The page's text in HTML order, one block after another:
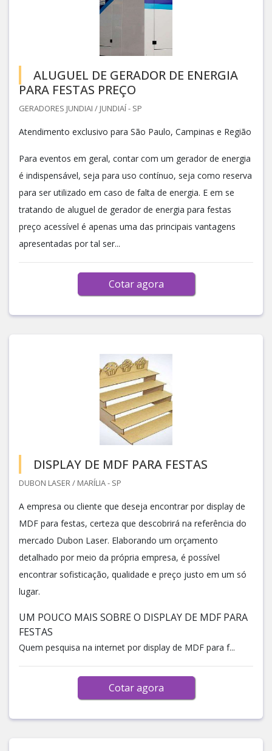
ALUGUEL DE GERADOR DE ENERGIA
PARA FESTAS PREÇO
GERADORES JUNDIAI / JUNDIAÍ - SP
Atendimento exclusivo para São Paulo, Campinas e Região
Para eventos em geral, contar com um gerador de energia
é indispensável, seja para uso contínuo, seja como reserva
para ser utilizado em caso de falta de energia. E em se
tratando de aluguel de gerador de energia para festas
preço acessível é apenas uma das principais vantagens
apresentadas por tal ser...
Cotar agora
DISPLAY DE MDF PARA FESTAS
DUBON LASER / MARÍLIA - SP
A empresa ou cliente que deseja encontrar por display de
MDF para festas, certeza que descobrirá na referência do
mercado Dubon Laser. Elaborando um orçamento
detalhado por meio da própria empresa, é possível
encontrar sofisticação, qualidade e preço justo em um só
lugar.
UM POUCO MAIS SOBRE O DISPLAY DE MDF PARA
FESTAS
Quem pesquisa na internet por display de MDF para f...
Cotar agora